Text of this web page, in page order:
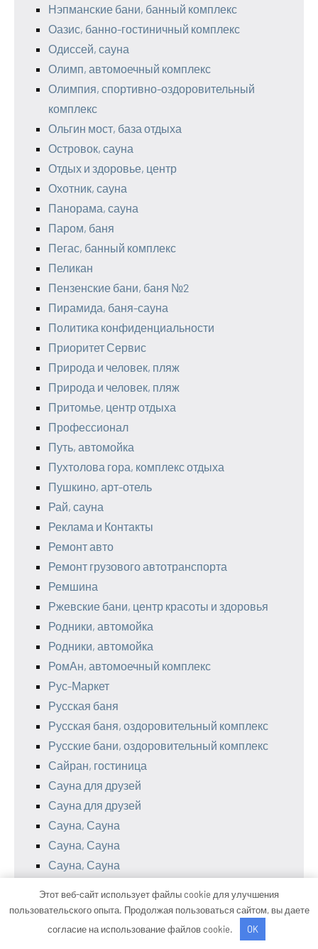
Нэпманские бани, банный комплекс
Оазис, банно-гостиничный комплекс
Одиссей, сауна
Олимп, автомоечный комплекс
Олимпия, спортивно-оздоровительный
комплекс
Ольгин мост, база отдыха
Островок, сауна
Отдых и здоровье, центр
Охотник, сауна
Панорама, сауна
Паром, баня
Пегас, банный комплекс
Пеликан
Пензенские бани, баня №2
Пирамида, баня-сауна
Политика конфиденциальности
Приоритет Сервис
Природа и человек, пляж
Природа и человек, пляж
Притомье, центр отдыха
Профессионал
Путь, автомойка
Пухтолова гора, комплекс отдыха
Пушкино, арт-отель
Рай, сауна
Реклама и Контакты
Ремонт авто
Ремонт грузового автотранспорта
Ремшина
Ржевские бани, центр красоты и здоровья
Родники, автомойка
Родники, автомойка
РомАн, автомоечный комплекс
Рус-Маркет
Русская баня
Русская баня, оздоровительный комплекс
Русские бани, оздоровительный комплекс
Сайран, гостиница
Сауна для друзей
Сауна для друзей
Сауна, Сауна
Сауна, Сауна
Сауна, Сауна
Сервис-Гидравлика
Сибирская хвоя
Этот веб-сайт использует файлы cookie для улучшения
пользовательского опыта. Продолжая пользоваться сайтом, вы даете
согласие на использование файлов cookie.
OK